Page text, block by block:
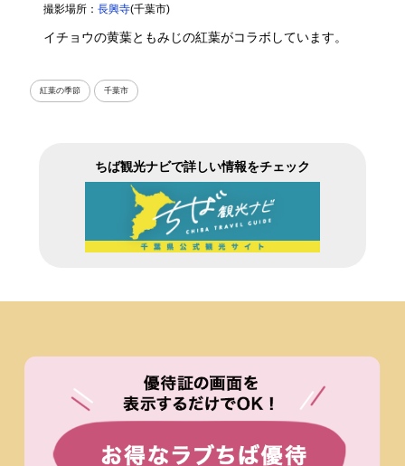
撮影場所：長興寺(千葉市)
イチョウの黄葉ともみじの紅葉がコラボしています。
紅葉の季節 千葉市
ちば観光ナビで詳しい情報をチェック